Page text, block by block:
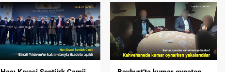
kapsamında T.C. Gençlik ve
Spor Bakanlığı tarafından
desteklenen projenin final
gecesinde proje faaliyetlerini
içeren sinevizyon gösterimi
yapıldı. Bayburt Gençlik
Hizmetleri ve Spor İl Müdürü